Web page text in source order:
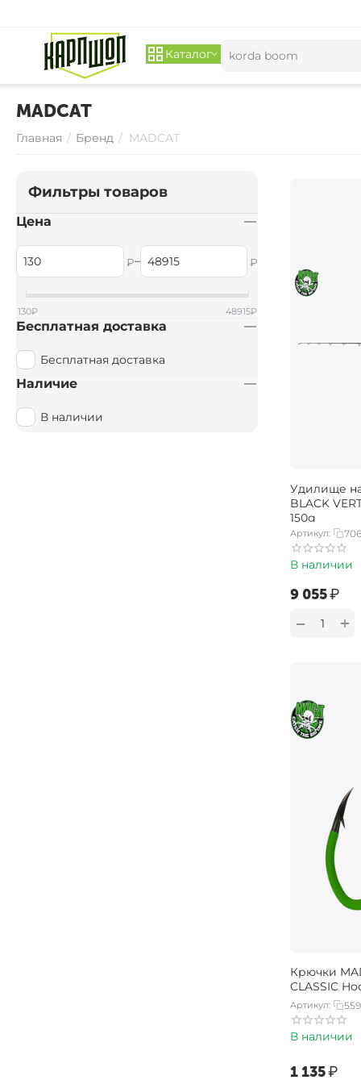
Каталог
MADCAT
Главная / Бренд / MADCAT
Удилище
BLACK
150g
Артикул:
В наличии
‍9 055‍₽
+
−
Крючки
CLASSIC
Артикул:
В наличии
‍1 135‍₽
Фильтры товаров
Цена
₽– ₽
130₽ 48915₽
Бесплатная доставка
Бесплатная доставка
Наличие
В наличии